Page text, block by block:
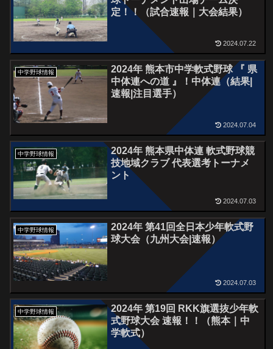
定！！（試合速報｜大会結果）
2024.07.22
中学野球情報
2024年 熊本市中学軟式野球 『 県
中体連への道 』！中体連（結果|
速報|注目選手）
2024.07.04
中学野球情報
2024年 熊本県中体連 軟式野球競
技地域クラブ 代表選考トーナメ
ント
2024.07.03
中学野球情報
2024年 第41回全日本少年軟式野
球大会（九州大会|速報）
2024.07.03
中学野球情報
2024年 第19回 RKK旗選抜少年軟
式野球大会 速報！！（熊本｜中
学軟式）